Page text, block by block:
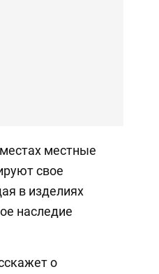
местные
свое
в изделиях
наследие
о